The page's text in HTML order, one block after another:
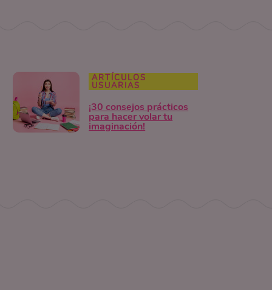
ARTÍCULOS
USUARIAS
¡30 consejos prácticos
para hacer volar tu
imaginación!